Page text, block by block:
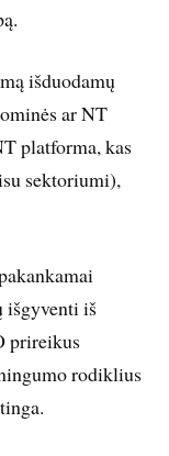
išduodamų
ar NT
platforma, kas
sektoriumi),
išgyventi iš
prireikus
rodiklius